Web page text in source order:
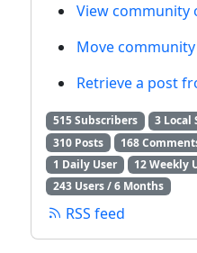
View community
Move
Retrieve a post
515 Subscribers
3 Local
310 Posts
168
1 Daily User
12 Weekly
243 Users / 6 Months
RSS feed